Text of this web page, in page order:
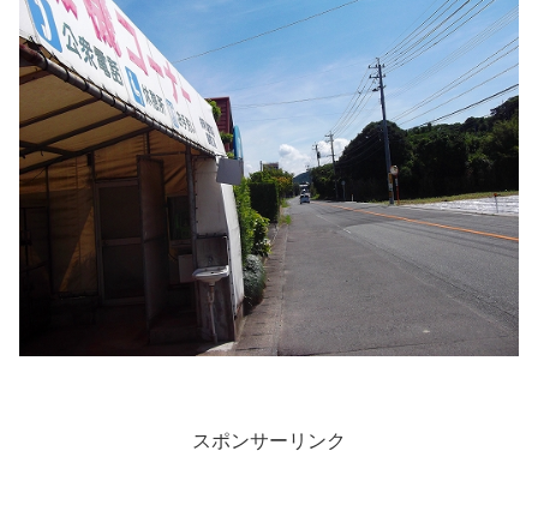
スポンサーリンク